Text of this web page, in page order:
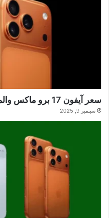
سعر آيفون 17 برو ماكس والمواصفات الرسمية
سبتمبر 9, 2025